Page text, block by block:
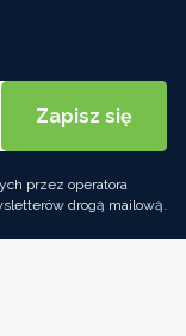
przez operatora
drogą mailową.